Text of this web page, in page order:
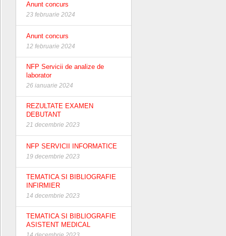
Anunt concurs
23 februarie 2024
Anunt concurs
12 februarie 2024
NFP Servicii de analize de
laborator
26 ianuarie 2024
REZULTATE EXAMEN
DEBUTANT
21 decembrie 2023
NFP SERVICII INFORMATICE
19 decembrie 2023
TEMATICA SI BIBLIOGRAFIE
INFIRMIER
14 decembrie 2023
TEMATICA SI BIBLIOGRAFIE
ASISTENT MEDICAL